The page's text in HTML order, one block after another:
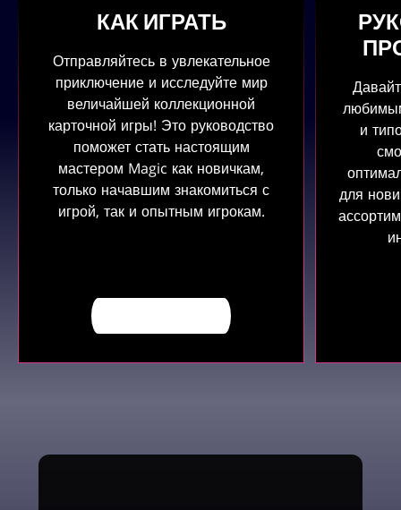
КАК ИГРАТЬ
Отправляйтесь в увлекательное
приключение и исследуйте мир
величайшей коллекционной
карточной игры! Это руководство
поможет стать настоящим
мастером Magic как новичкам,
только начавшим знакомиться с
игрой, так и опытным игрокам.
и
для